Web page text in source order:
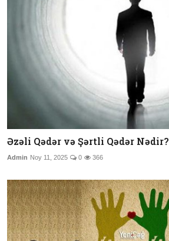
Əzəli Qədər və Şərtli Qədər Nədir?
Admin Noy 11, 2025 0 366